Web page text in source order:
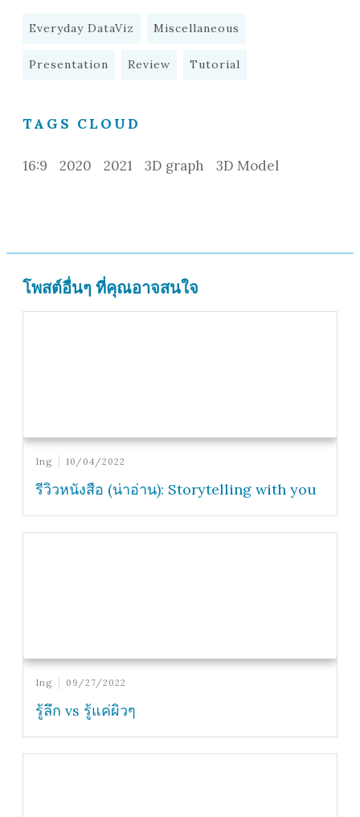
Everyday DataViz Miscellaneous
Presentation Review Tutorial
TAGS CLOUD
16:9 2020 2021 3D graph 3D Model
โพสต์อื่นๆ ที่คุณอาจสนใจ
Ing 10/04/2022
รีวิวหนังสือ (น่าอ่าน): Storytelling with you
Ing 09/27/2022
รู้ลึก vs รู้แค่ผิวๆ